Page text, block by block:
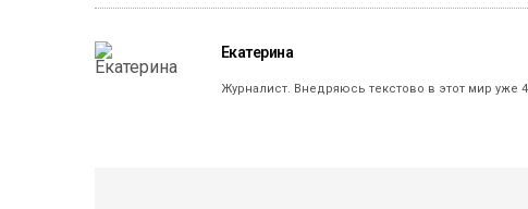
Екатерина
Журналист. Внедряюсь текстово в этот мир уже